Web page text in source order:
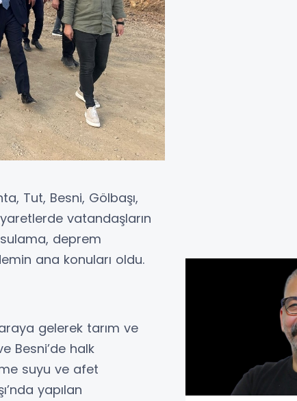
Tut, Besni, Gölbaşı,
vatandaşların
deprem
ana konuları oldu.
gelerek tarım ve
Besni’de halk
suyu ve afet
yapılan